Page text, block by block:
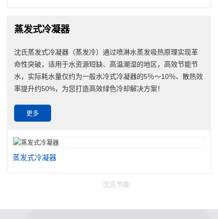
蒸发式冷凝器
沈氏蒸发式冷凝器（蒸发冷）通过喷淋水蒸发吸热原理实现革
命性突破，适用于水资源短缺、高温潮湿的地区，高效节能节
水，实际耗水量仅约为一般水冷式冷凝器的5％～10％、散热效
率提升约50%，为您打造高效绿色冷却解决方案！
更多
蒸发式冷凝器
沈氏节能: